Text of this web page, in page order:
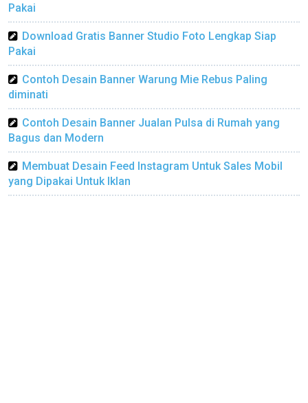
Pakai
Download Gratis Banner Studio Foto Lengkap Siap
Pakai
Contoh Desain Banner Warung Mie Rebus Paling
diminati
Contoh Desain Banner Jualan Pulsa di Rumah yang
Bagus dan Modern
Membuat Desain Feed Instagram Untuk Sales Mobil
yang Dipakai Untuk Iklan